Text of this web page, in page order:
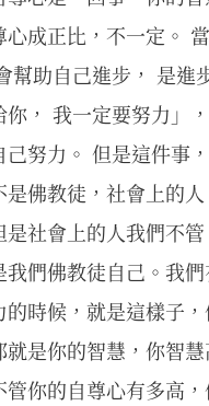
心成正比，不一定。
幫助自己進步， 是進
你， 我一定要努力」
己努力。 但是這件事
是佛教徒，社會上的
是社會上的人我們不
我們佛教徒自己。我
的時候，就是這樣子
是你的智慧，你智
管你的自尊心有多高